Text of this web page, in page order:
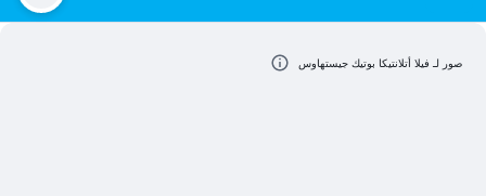
صور لـ فيلا أتلانتيكا بوتيك جيستهاوس